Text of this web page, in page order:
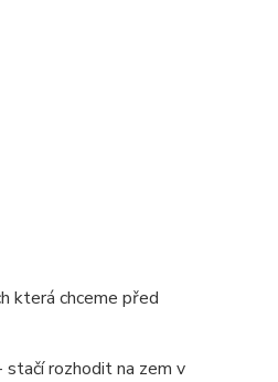
která chceme před
rozhodit na zem v